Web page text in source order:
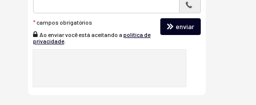
*campos obrigatórios
Ao enviar você está aceitando a política de
privacidade.
enviar